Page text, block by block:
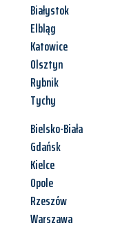
Białystok
Elbląg
Katowice
Olsztyn
Rybnik
Tychy
Bielsko-Biała
Gdańsk
Kielce
Opole
Rzeszów
Warszawa